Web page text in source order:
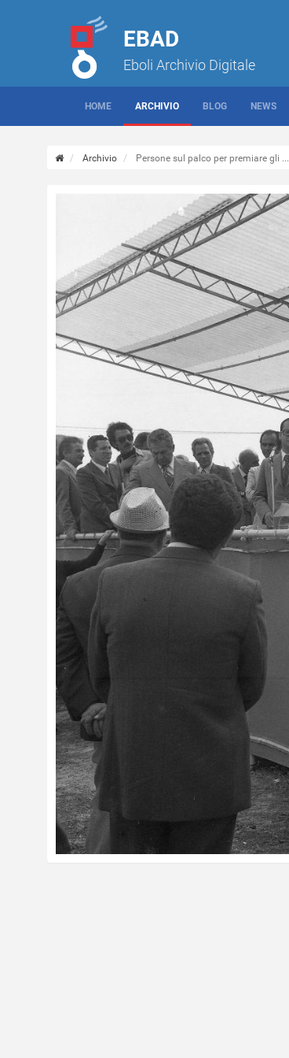
EBAD
Eboli Archivio Digitale
HOME ARCHIVIO BLOG NEWS
Archivio Persone sul palco per premiare gli ...